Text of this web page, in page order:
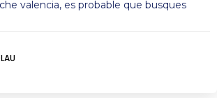
valencia, es probable que busques